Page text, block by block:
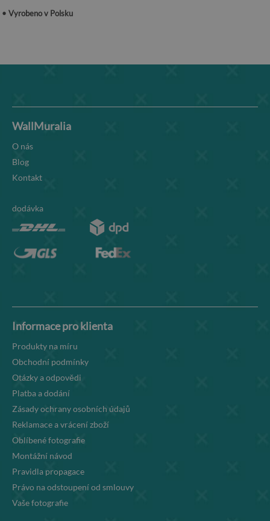
• Vyrobeno v Polsku
WallMuralia
O nás
Blog
Kontakt
dodávka
Informace pro klienta
Produkty na míru
Obchodní podmínky
Otázky a odpovědi
Platba a dodání
Zásady ochrany osobních údajů
Reklamace a vrácení zboží
Oblíbené fotografie
Montážní návod
Pravidla propagace
Právo na odstoupení od smlouvy
Vaše fotografie